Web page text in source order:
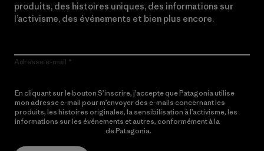
produits, des histoires uniques, des informations sur
l’activisme, des événements et bien plus encore.
Adresse e-mail
En cliquant sur le bouton S’inscrire, j’accepte que Patagonia utilise
mon adresse e-mail pour m’envoyer des e-mails concernant les
produits, les histoires originales, la sensibilisation à l’activisme, les
informations sur les événements et autres, conformément à la
de Patagonia.